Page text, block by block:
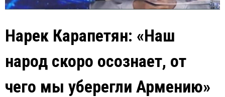
Нарек Карапетян: «Наш
народ скоро осознает, от
чего мы уберегли Армению»